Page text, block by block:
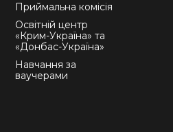
Приймальна комісія
Освітній центр
«Крим-Україна» та
«Донбас-Україна»
Навчання за
ваучерами